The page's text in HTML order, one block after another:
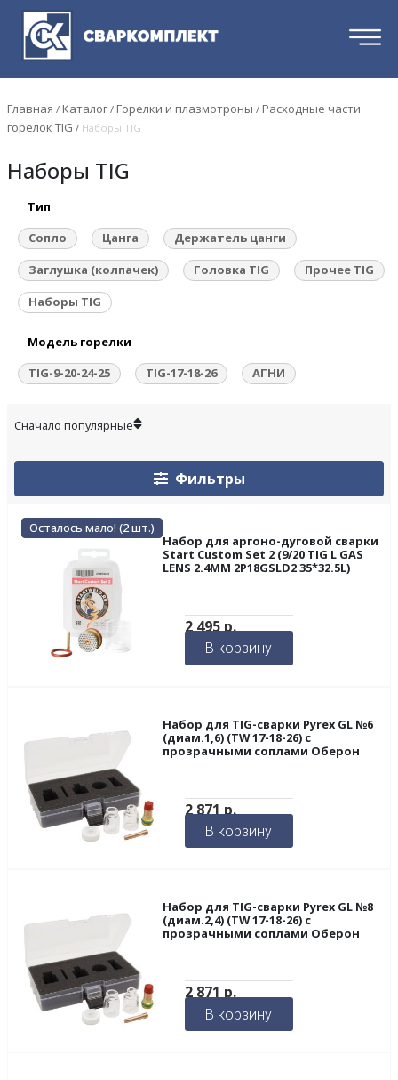
Главная / Каталог / Горелки и плазмотроны / Расходные части
горелок TIG / Наборы TIG
Наборы TIG
Тип
Сопло
Цанга
Держатель цанги
Заглушка (колпачек)
Головка TIG
Прочее TIG
Наборы TIG
Модель горелки
TIG-9-20-24-25
TIG-17-18-26 АГНИ
Фильтры
Осталось мало! (2 шт.)
Набор для аргоно-дуговой сварки
Start Custom Set 2 (9/20 TIG L GAS
LENS 2.4MM 2P18GSLD2 35*32.5L)
2 495р.
В корзину
Набор для TIG-сварки Pyrex GL №6
(диам.1,6) (TW 17-18-26) с
прозрачными соплами Оберон
2 871р.
В корзину
Набор для TIG-сварки Pyrex GL №8
(диам.2,4) (TW 17-18-26) с
прозрачными соплами Оберон
2 871 р.
В корзину